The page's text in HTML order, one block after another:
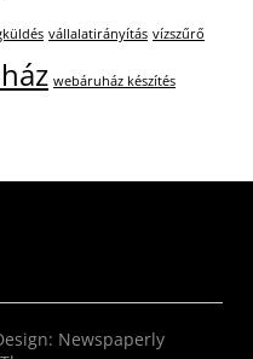
vállalatirányítás vízszűrő
webáruház készítés
Newspaperly